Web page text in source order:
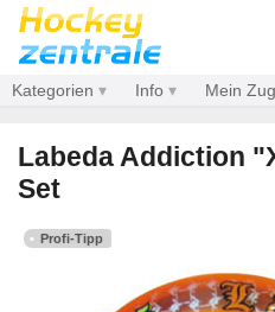
Kategorien Info Mein
Labeda Addiction
Set
Profi-Tipp